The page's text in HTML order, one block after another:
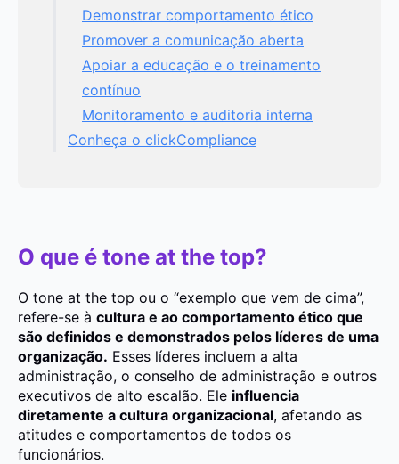
Demonstrar comportamento ético
Promover a comunicação aberta
Apoiar a educação e o treinamento
contínuo
Monitoramento e auditoria interna
Conheça o clickCompliance
O que é tone at the top?
O tone at the top ou o “exemplo que vem de cima”,
refere-se à cultura e ao comportamento ético que
são definidos e demonstrados pelos líderes de uma
organização. Esses líderes incluem a alta
administração, o conselho de administração e outros
executivos de alto escalão. Ele influencia
diretamente a cultura organizacional, afetando as
atitudes e comportamentos de todos os
funcionários.